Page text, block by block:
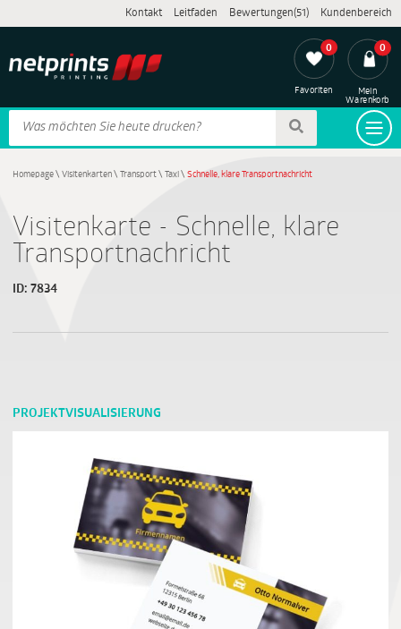
Kontakt Leitfaden Bewertungen(51) Kundenbereich
0
Favoriten
0
Mein
Warenkorb
Homepage\ Visitenkarten\ Transport\ Taxi \ Schnelle, klare Transportnachricht
Visitenkarte - Schnelle, klare
Transportnachricht
ID: 7834
PROJEKTVISUALISIERUNG